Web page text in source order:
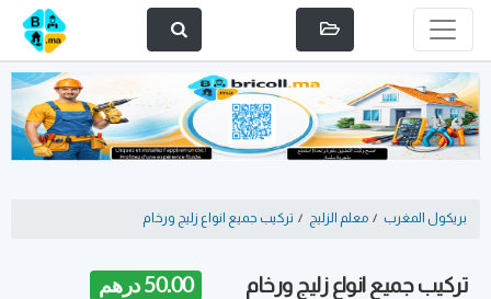
بريكول المغرب / معلم الزليج / تركيب جميع انواع زليج ورخام
تركيب جميع انواع زليج ورخام 50.00 درهم